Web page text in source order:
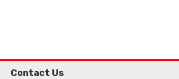
Contact Us